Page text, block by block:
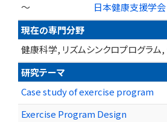
～
日本健康支援学会
現在の専門分野
健康科学, リズムシンクロプログラム,
研究テーマ
Case study of exercise program
Exercise Program Design